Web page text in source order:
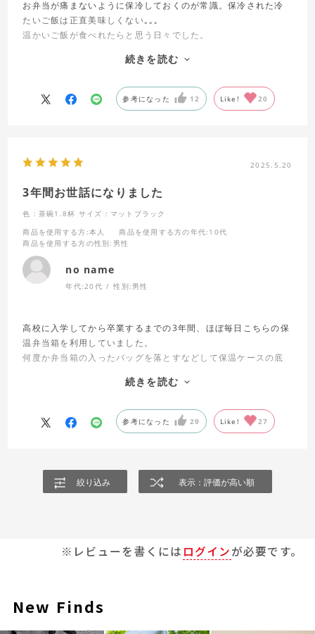
お弁当が痛まないように保冷しておくのが常識。保冷された冷
たいご飯は正直美味しくない｡｡｡
温かいご飯が食べれたらと思う日々でした。
容器にいれ、しっかり保温して持ち運ぶ。
お昼には温かいご飯が食べられる。おかげさまで、お昼が待ち
ありそうでなかったお昼を実現してくれる弁当箱です。
続きを読む
参考になった 12 Like! 20
2025.5.20
3年間お世話になりました
色：茶碗1.8杯 サイズ：マットブラック
商品を使用する方 :本人 商品を使用する方の年代:10代
商品を使用する方の性別:男性
no name
年代:20代 性別: 男性
高校に入学してから卒業するまでの3年間、ほぼ毎日こちらの保
温弁当箱を利用していました。
何度か弁当箱の入ったバッグを落とすなどして保温ケースの底
ご飯を食べる事が出来ました。
すが、今も販売されている事を鑑みるに根強い人気があるのだ
と思います。
続きを読む
参考になった 29 Like! 27
絞り込み 表示：評価が高い順
※レビューを書くには ログインが必要です。
New Finds